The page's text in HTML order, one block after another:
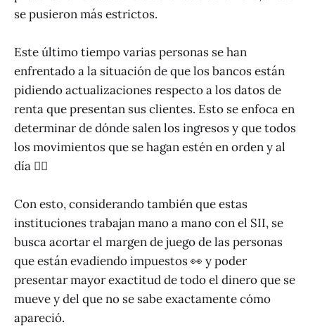
se pusieron más estrictos.
Este último tiempo varias personas se han
enfrentado a la situación de que los bancos están
pidiendo actualizaciones respecto a los datos de
renta que presentan sus clientes. Esto se enfoca en
determinar de dónde salen los ingresos y que todos
los movimientos que se hagan estén en orden y al
día 👮‍♂️
Con esto, considerando también que estas
instituciones trabajan mano a mano con el SII, se
busca acortar el margen de juego de las personas
que están evadiendo impuestos 👀 y poder
presentar mayor exactitud de todo el dinero que se
mueve y del que no se sabe exactamente cómo
apareció.